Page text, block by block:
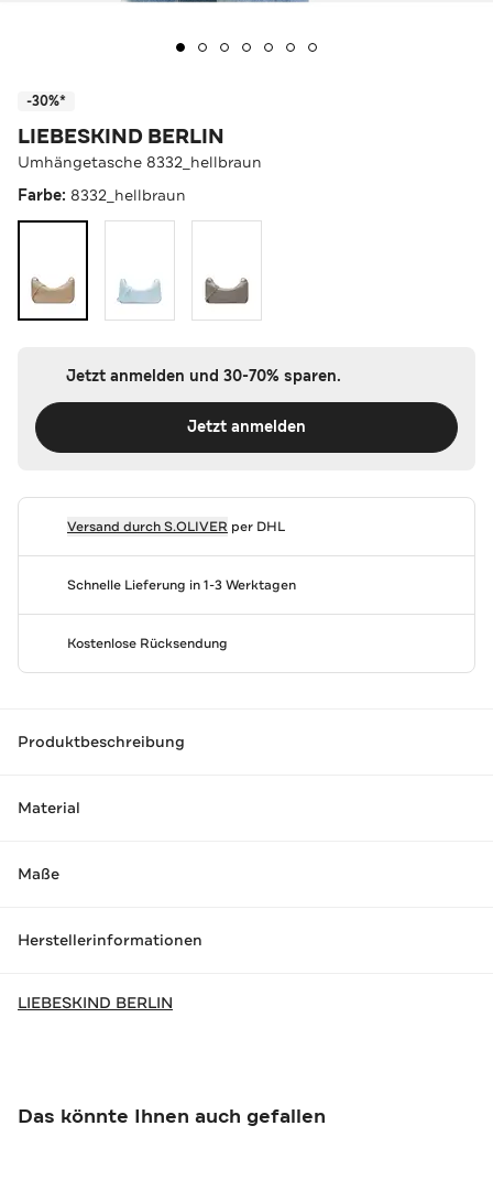
-30%*
LIEBESKIND BERLIN
Umhängetasche 8332_hellbraun
Farbe: 8332_hellbraun
Jetzt anmelden und 30-70% sparen.
Jetzt anmelden
Versand durchS.OLIVER per DHL
Schnelle Lieferung in 1-3 Werktagen
Kostenlose Rücksendung
Produktbeschreibung
Material
Maße
Herstellerinformationen
LIEBESKIND BERLIN
Das könnte Ihnen auch gefallen